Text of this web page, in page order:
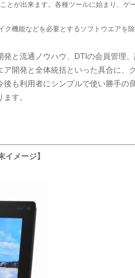
とが出来ます。各種ツールに始まり、ゲ
機能などを必要とするソフトウエアを
と流通ノウハウ、DTIの会員管理、
開発と全体統括といった具合に、
も利用者にシンプルで使い勝手の良
す。
イメージ】